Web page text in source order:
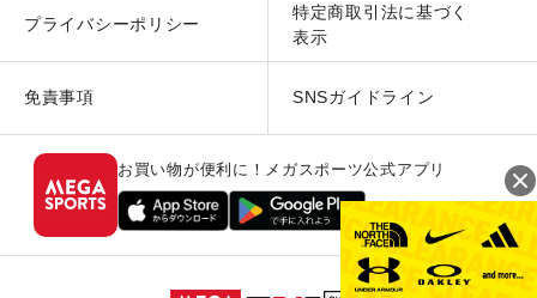
プライバシーポリシー
特定商取引法に基づく
表示
免責事項 SNSガイドライン
お買い物が便利に！メガスポーツ公式アプリ